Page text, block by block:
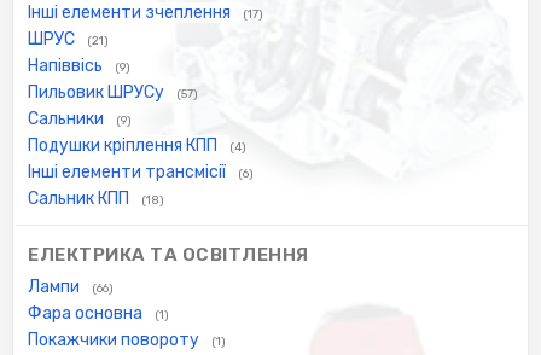
Інші елементи зчеплення (17)
ШРУС (21)
Напіввісь (9)
Пильовик ШРУСу (57)
Сальники (9)
Подушки кріплення КПП (4)
Інші елементи трансмісії (6)
Сальник КПП (18)
ЕЛЕКТРИКА ТА ОСВІТЛЕННЯ
Лампи (66)
Фара основна (1)
Покажчики повороту (1)